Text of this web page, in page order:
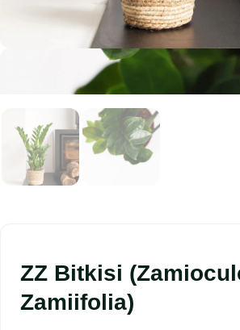
ZZ Bitkisi
Zamiifolia)